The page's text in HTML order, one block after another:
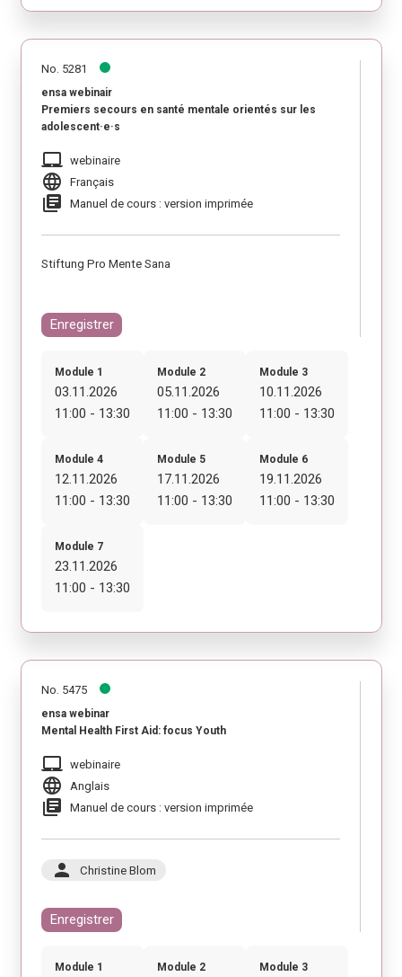
No. 5281
ensa webinair
Premiers secours en santé mentale orientés sur les
adolescent·e·s
laptop_mac webinaire
language Français
library_books Manuel de cours : version imprimée
Stiftung Pro Mente Sana
Enregistrer
Module 1
03.11.2026
11:00 - 13:30
Module 2
05.11.2026
11:00 - 13:30
Module 3
10.11.2026
11:00 - 13:30
Module 4
12.11.2026
11:00 - 13:30
Module 5
17.11.2026
11:00 - 13:30
Module 6
19.11.2026
11:00 - 13:30
Module 7
23.11.2026
11:00 - 13:30
No. 5475
ensa webinar
Mental Health First Aid: focus Youth
laptop_mac webinaire
language Anglais
library_books Manuel de cours : version imprimée
person Christine Blom
Enregistrer
Module 1 Module 2 Module 3